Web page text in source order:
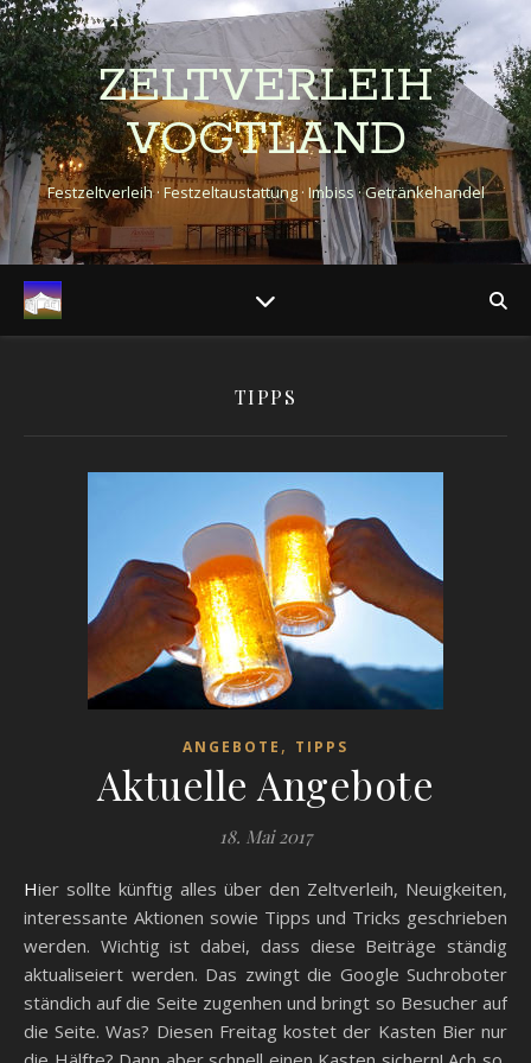
ZELTVERLEIH
VOGTLAND
Festzeltverleih · Festzeltaustattung · Imbiss · Getränkehandel
TIPPS
ANGEBOTE , TIPPS
Aktuelle Angebote
18. Mai 2017
Hier sollte künftig alles über den Zeltverleih, Neuigkeiten,
interessante Aktionen sowie Tipps und Tricks geschrieben
werden. Wichtig ist dabei, dass diese Beiträge ständig
aktualiseiert werden. Das zwingt die Google Suchroboter
ständich auf die Seite zugenhen und bringt so Besucher auf
die Seite. Was? Diesen Freitag kostet der Kasten Bier nur